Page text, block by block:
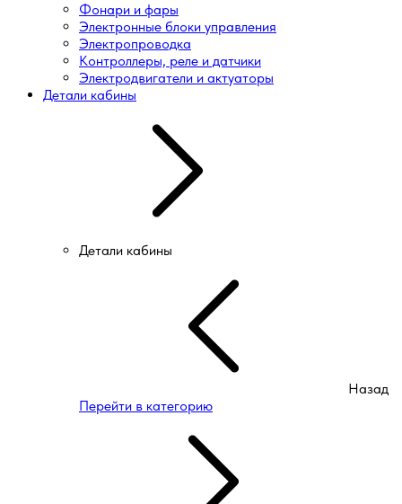
Фонари и фары
Электронные блоки управления
Электропроводка
Контроллеры, реле и датчики
Электродвигатели и актуаторы
Детали кабины
Детали кабины
Назад
Перейти в категорию